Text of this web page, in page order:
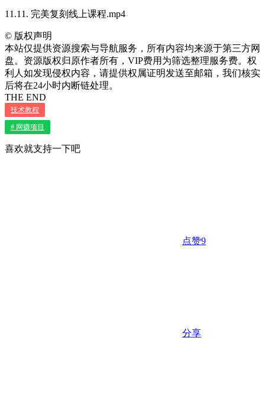
11.11. 完美复刻线上课程.mp4
© 版权声明
本站仅提供资源搜索与导航服务，所有内容均来源于第三方网
盘。资源版权归原作者所有，VIP费用为筛选整理服务费。权
利人如发现侵权内容，请提供权属证明发送至邮箱，我们核实
后将在24小时内断链处理。
THE END
技术教程
# 网赚项目
喜欢就支持一下吧
点赞9
分享